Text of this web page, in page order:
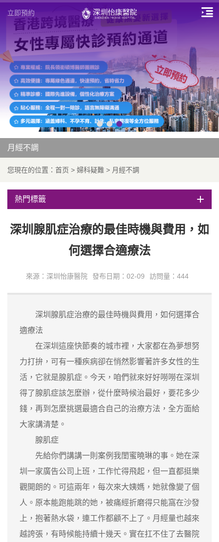
立即預約
月經不調
您現在的位置： 首页 > 婦科疑難 > 月經不調
熱門標籤
深圳腺肌症治療的最佳時機與費用，如
何選擇合適療法
來源：深圳怡康醫院 發布日期：02-09 訪問量：444
深圳腺肌症治療的最佳時機與費用，如何選擇合
適療法
在深圳這座快節奏的城市裡，大家都在為夢想努
力打拚，可有一種疾病卻在悄然影響著許多女性的生
活，它就是腺肌症。今天，咱們就來好好嘮嘮在深圳
得了腺肌症該怎麼辦，從什麼時候治最好，要花多少
錢，再到怎麼挑選最適合自己的治療方法，全方面給
大家講清楚。
腺肌症
先給你們講講一則案例我閨蜜曉琳的事。她在深
圳一家廣告公司上班，工作忙得飛起，但一直都挺樂
觀開朗的。可這兩年，每次來大姨媽，她就像變了個
人。原本能跑能跳的她，被痛經折磨得只能窩在沙發
上，抱著熱水袋，連工作都顧不上了。月經量也越來
越誇張，有時候能持續十幾天。實在扛不住了去醫院